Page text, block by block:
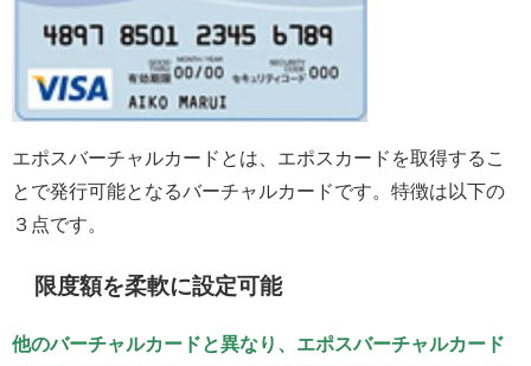
エポスバーチャルカードとは、エポスカードを取得するこ
とで発行可能となるバーチャルカードです。特徴は以下の
３点です。
限度額を柔軟に設定可能
他のバーチャルカードと異なり、エポスバーチャルカード